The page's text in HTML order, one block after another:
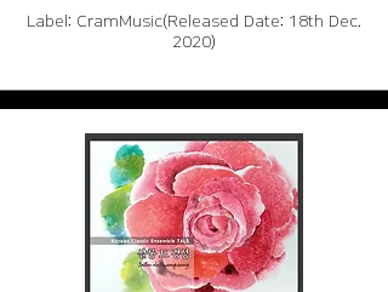
Label: CramMusic(Released Date: 18th Dec.
2020)